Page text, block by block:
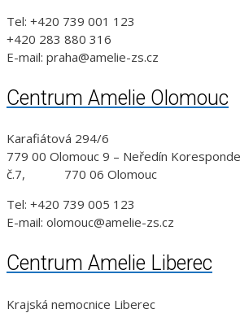
Tel: +420 739 001 123
+420 283 880 316
E-mail: praha@amelie-zs.cz
Centrum Amelie Olomouc
Karafiátová 294/6
779 00 Olomouc 9 – Neředín
č.7, 770 06 Olomouc
Tel: +420 739 005 123
E-mail: olomouc@amelie-zs.cz
Centrum Amelie Liberec
Krajská nemocnice Liberec